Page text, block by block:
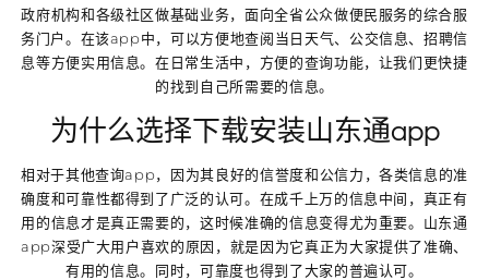
政府机构和各级社区做基础业务，面向全省公众做便民服务的综合服
务门户。在该app中，可以方便地查阅当日天气、公交信息、招聘信
息等方便实用信息。在日常生活中，方便的查询功能，让我们更快捷
的找到自己所需要的信息。
为什么选择下载安装山东通app
相对于其他查询app，因为其良好的信誉度和公信力，各类信息的准
确度和可靠性都得到了广泛的认可。在成千上万的信息中间，真正有
用的信息才是真正需要的，这时候准确的信息变得尤为重要。山东通
app深受广大用户喜欢的原因，就是因为它真正为大家提供了准确、
有用的信息。同时，可靠度也得到了大家的普遍认可。